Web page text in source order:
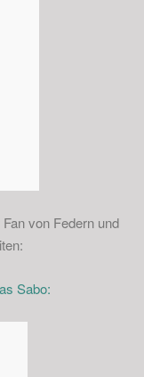
von Federn und
Sabo: